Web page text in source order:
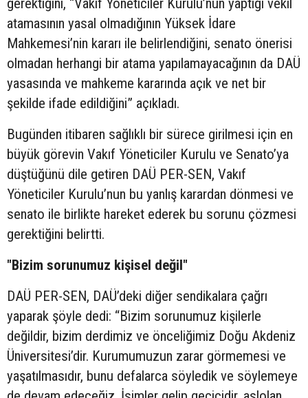
atamasının yasal olmadığının Yüksek İdare
Mahkemesi’nin kararı ile belirlendiğini, senato önerisi
olmadan herhangi bir atama yapılamayacağının da DAÜ
yasasında ve mahkeme kararında açık ve net bir
şekilde ifade edildiğini” açıkladı.
Bugünden itibaren sağlıklı bir sürece girilmesi için en
büyük görevin Vakıf Yöneticiler Kurulu ve Senato’ya
düştüğünü dile getiren DAÜ PER-SEN, Vakıf
Yöneticiler Kurulu’nun bu yanlış karardan dönmesi ve
senato ile birlikte hareket ederek bu sorunu çözmesi
gerektiğini belirtti.
"Bizim sorunumuz kişisel değil"
DAÜ PER-SEN, DAÜ’deki diğer sendikalara çağrı
yaparak şöyle dedi: “Bizim sorunumuz kişilerle
değildir, bizim derdimiz ve önceliğimiz Doğu Akdeniz
Üniversitesi’dir. Kurumumuzun zarar görmemesi ve
yaşatılmasıdır, bunu defalarca söyledik ve söylemeye